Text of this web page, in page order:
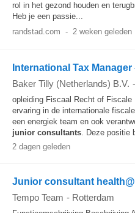
rol in het gezond houden en
Heb je een passie...
randstad.com - 2 weken geleden
International Tax
Baker Tilly (Netherlands) B.V. -
opleiding Fiscaal Recht of
ervaring in de internationale
een energiek team en ook
junior consultants. Deze positie
2 dagen geleden
Junior consultant
Tempo Team - Rotterdam